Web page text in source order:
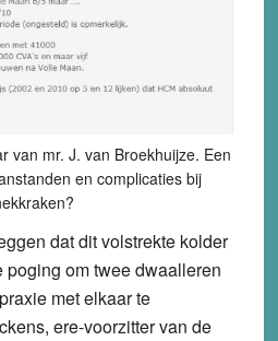
van mr. J. van Broekhuijze. Een
en complicaties bij
dat dit volstrekte kolder
poging om twee dwaalleren
met elkaar te
ere-voorzitter van de